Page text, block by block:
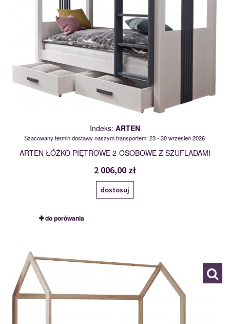
Indeks: ARTEN
Szacowany termin dostawy naszym transportem: 23 - 30 wrzesień 2026
ARTEN ŁÓŻKO PIĘTROWE 2-OSOBOWE Z SZUFLADAMI
2 006,00 zł
dostosuj
do porówania